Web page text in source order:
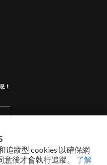
追蹤型 cookies 以確保網
後才會執行追蹤。 了解
！